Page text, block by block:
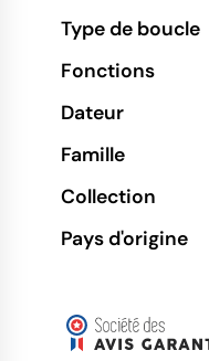
Type de boucle
Fonctions
Dateur
Famille
Collection
Pays d'origine